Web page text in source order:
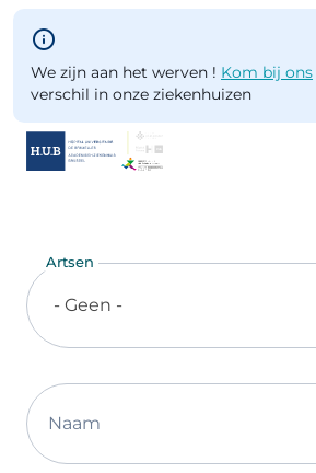
Skip to main content
We zijn aan het werven ! Kom bij ons
verschil in onze ziekenhuizen
content
Artsen
- Geen -
Naam